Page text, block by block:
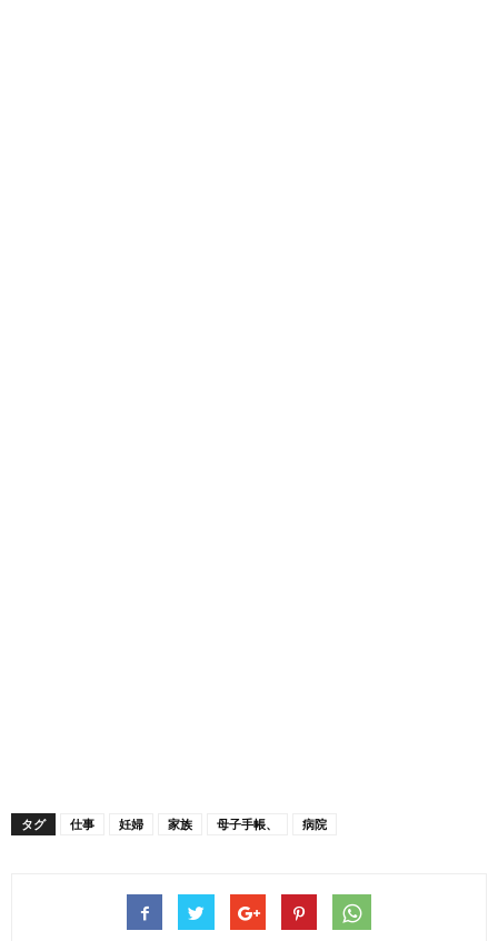
タグ 仕事 妊婦 家族 母子手帳、 病院